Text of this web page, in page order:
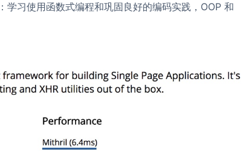
学习使用函数式编程和巩固良好的编码实践，OOP 和